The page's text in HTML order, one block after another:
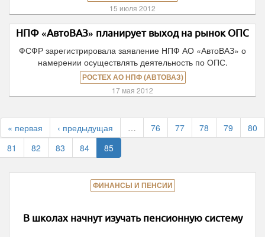
15 июля 2012
НПФ «АвтоВАЗ» планирует выход на рынок ОПС
ФСФР зарегистрировала заявление НПФ АО «АвтоВАЗ» о
намерении осуществлять деятельность по ОПС.
РОСТЕХ АО НПФ (АВТОВАЗ)
17 мая 2012
« первая ‹ предыдущая … 76 77 78 79
80
81
82 83 84 85
ФИНАНСЫ И ПЕНСИИ
В школах начнут изучать пенсионную систему